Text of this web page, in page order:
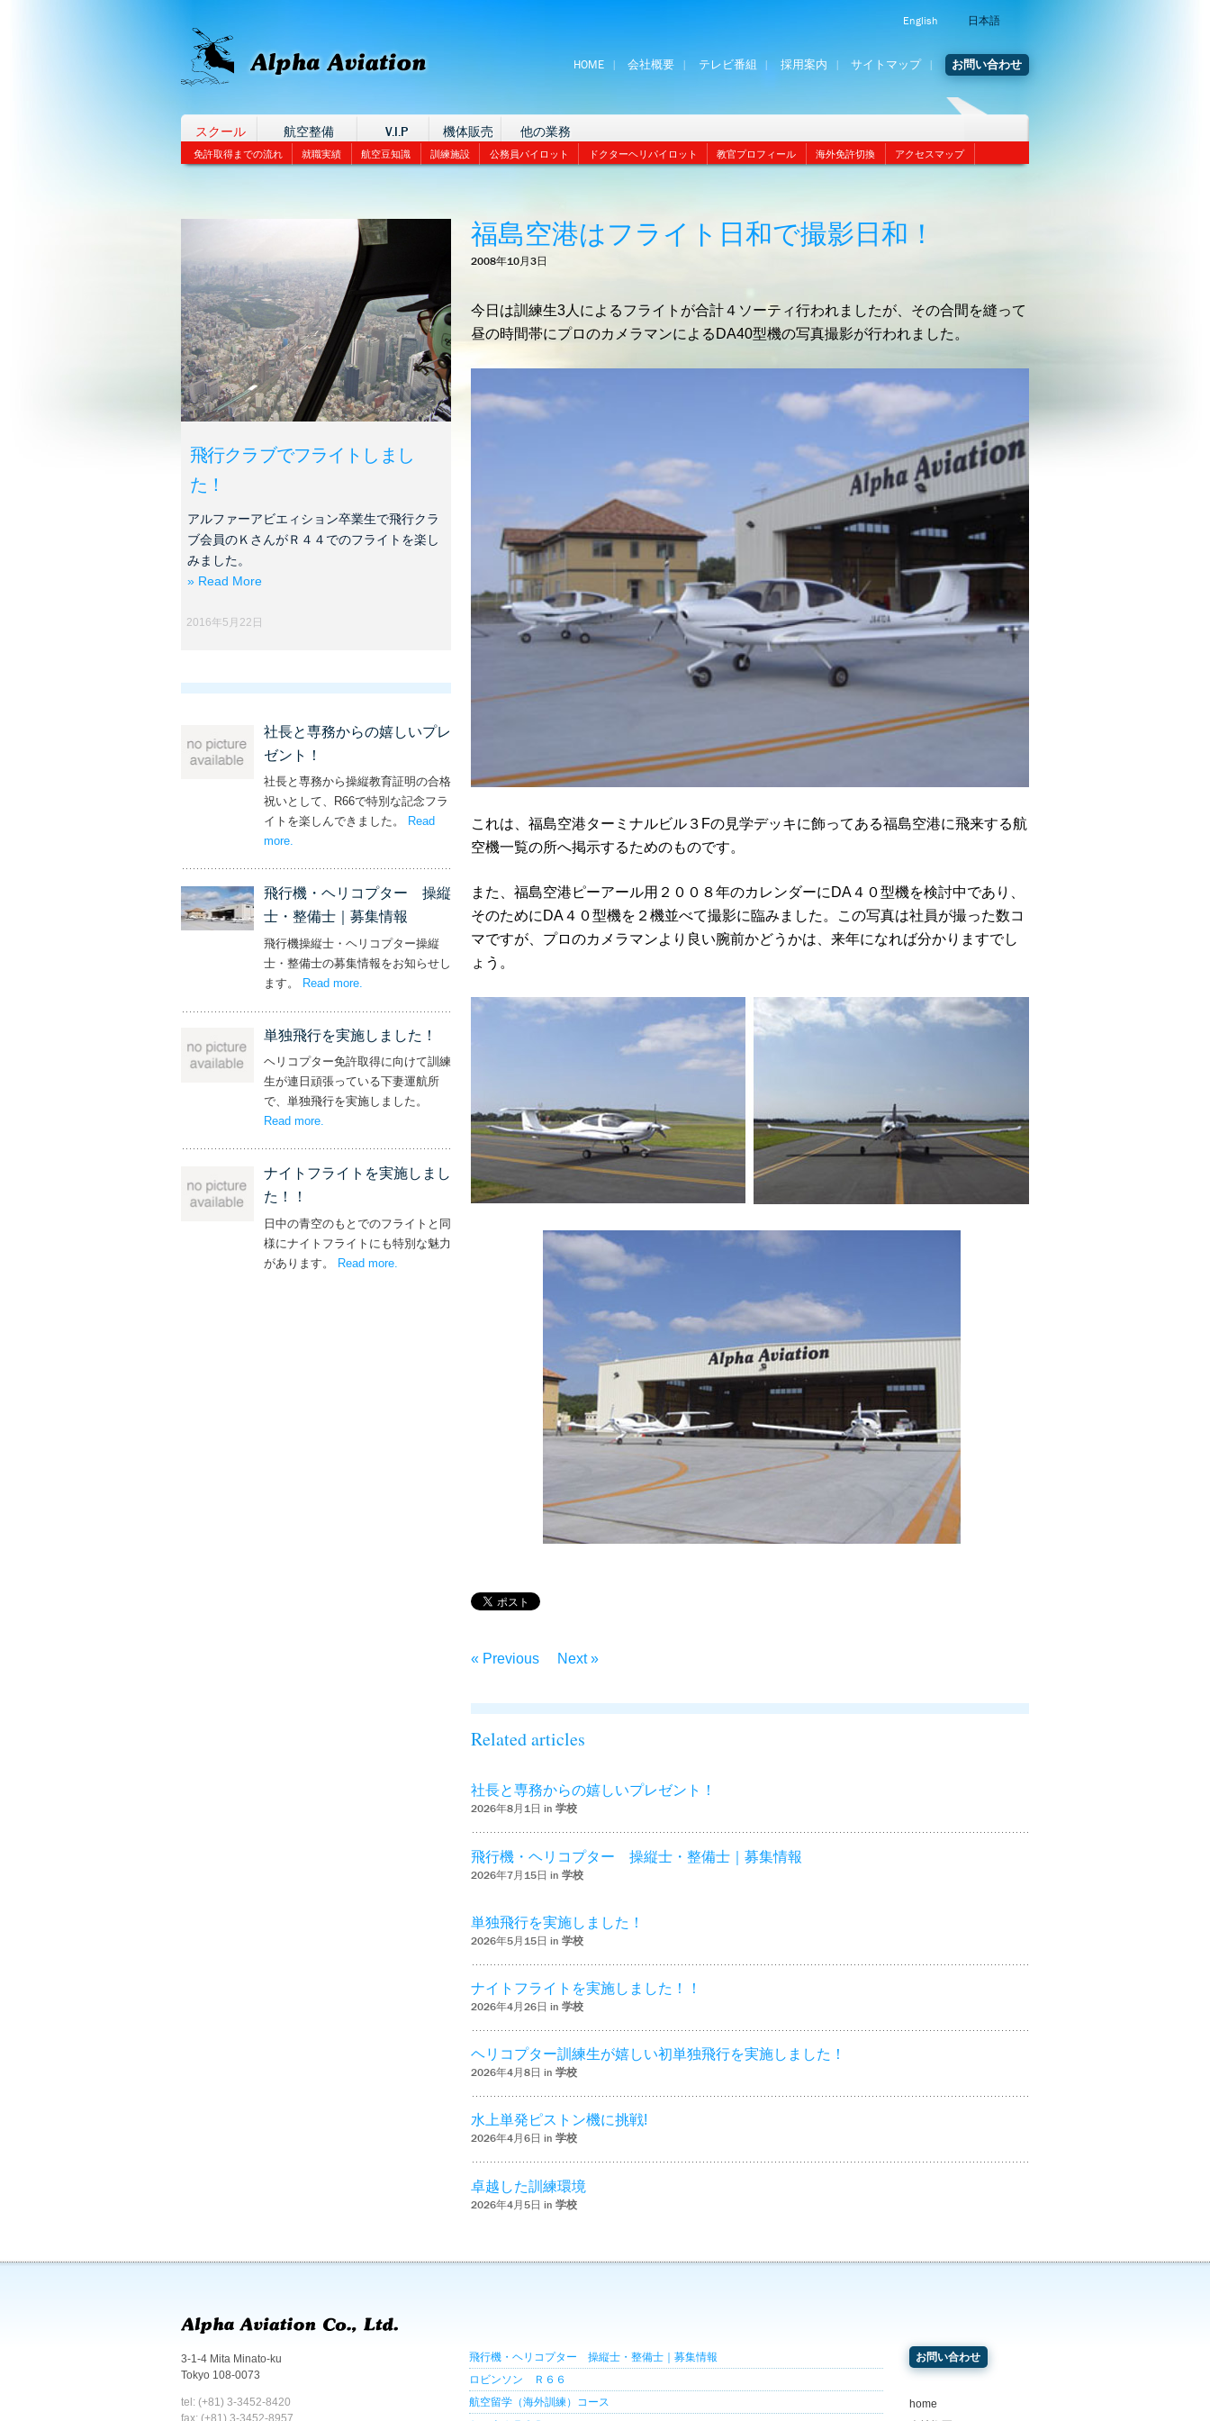
English 日本語
HOME 会社概要 テレビ番組 採用案内 サイトマップ お問い合わせ
スクール 航空整備 V.I.P 機体販売 他の業務
免許取得までの流れ 就職実績 航空豆知識 訓練施設 公務員パイロット ドクターヘリパイロット 教官プロフィール 海外免許切換 アクセスマップ
福島空港はフライト日和で撮影日和！
2008年10月3日
今日は訓練生3人によるフライトが合計４ソーティ行われましたが、その合間を縫って
昼の時間帯にプロのカメラマンによるDA40型機の写真撮影が行われました。
これは、福島空港ターミナルビル３Fの見学デッキに飾ってある福島空港に飛来する航
空機一覧の所へ掲示するためのものです。
また、福島空港ピーアール用２００８年のカレンダーにDA４０型機を検討中であり、
そのためにDA４０型機を２機並べて撮影に臨みました。この写真は社員が撮った数コ
マですが、プロのカメラマンより良い腕前かどうかは、来年になれば分かりますでし
ょう。
« Previous Next »
飛行クラブでフライトしまし
た！
アルファーアビエィション卒業生で飛行クラ
ブ会員のＫさんがＲ４４でのフライトを楽し
みました。
» Read More
2016年5月22日
社長と専務からの嬉しいプレ
ゼント！
社長と専務から操縦教育証明の合格
祝いとして、R66で特別な記念フラ
イトを楽しんできました。
Read
more– ‘社長と専務からの嬉しいプレゼント！’
.
飛行機・ヘリコプター 操縦
士・整備士｜募集情報
飛行機操縦士・ヘリコプター操縦
士・整備士の募集情報をお知らせし
ます。
Read more
単独飛行を実施しました！
ヘリコプター免許取得に向けて訓練
生が連日頑張っている下妻運航所
で、単独飛行を実施しました。
Read more– ‘単独飛行を実施しました！’
.
ナイトフライトを実施しまし
た！！
日中の青空のもとでのフライトと同
様にナイトフライトにも特別な魅力
があります。 Read more – ‘ナイトフライトを実施しました！！’
Related articles
社長と専務からの嬉しいプレゼント！
2026年8月1日 in 学校
飛行機・ヘリコプター 操縦士・整備士｜募集情報
2026年7月15日 in 学校
単独飛行を実施しました！
2026年5月15日 in 学校
ナイトフライトを実施しました！！
2026年4月26日 in 学校
ヘリコプター訓練生が嬉しい初単独飛行を実施しました！
2026年4月8日 in 学校
水上単発ピストン機に挑戦!
2026年4月6日 in 学校
卓越した訓練環境
2026年4月5日 in 学校
3-1-4 Mita Minato-ku
Tokyo 108-0073
tel: (+81) 3-3452-8420
飛行機・ヘリコプター 操縦士・整備士｜募集情報
ロビンソン Ｒ６６
航空留学（海外訓練）コース
お問い合わせ
home